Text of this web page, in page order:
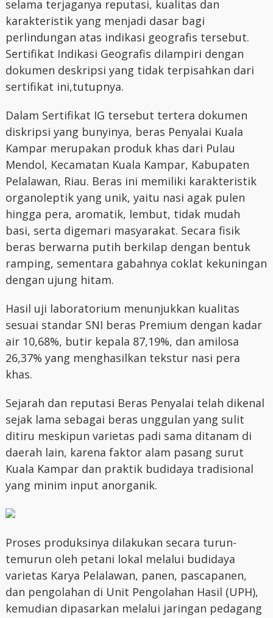
selama terjaganya reputasi, kualitas dan
karakteristik yang menjadi dasar bagi
perlindungan atas indikasi geografis tersebut.
Sertifikat Indikasi Geografis dilampiri dengan
dokumen deskripsi yang tidak terpisahkan dari
sertifikat ini,tutupnya.
Dalam Sertifikat IG tersebut tertera dokumen
diskripsi yang bunyinya, beras Penyalai Kuala
Kampar merupakan produk khas dari Pulau
Mendol, Kecamatan Kuala Kampar, Kabupaten
Pelalawan, Riau. Beras ini memiliki karakteristik
organoleptik yang unik, yaitu nasi agak pulen
hingga pera, aromatik, lembut, tidak mudah
basi, serta digemari masyarakat. Secara fisik
beras berwarna putih berkilap dengan bentuk
ramping, sementara gabahnya coklat kekuningan
dengan ujung hitam.
Hasil uji laboratorium menunjukkan kualitas
sesuai standar SNI beras Premium dengan kadar
air 10,68%, butir kepala 87,19%, dan amilosa
26,37% yang menghasilkan tekstur nasi pera
khas.
Sejarah dan reputasi Beras Penyalai telah dikenal
sejak lama sebagai beras unggulan yang sulit
ditiru meskipun varietas padi sama ditanam di
daerah lain, karena faktor alam pasang surut
Kuala Kampar dan praktik budidaya tradisional
yang minim input anorganik.
Proses produksinya dilakukan secara turun-
temurun oleh petani lokal melalui budidaya
varietas Karya Pelalawan, panen, pascapanen,
dan pengolahan di Unit Pengolahan Hasil (UPH),
kemudian dipasarkan melalui jaringan pedagang